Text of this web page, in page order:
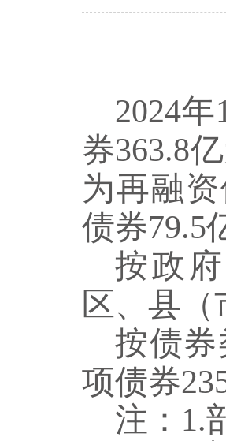
2024
券363.8
为再融
债券79.5
按政
区、县（
按债券
项债券
注：1.